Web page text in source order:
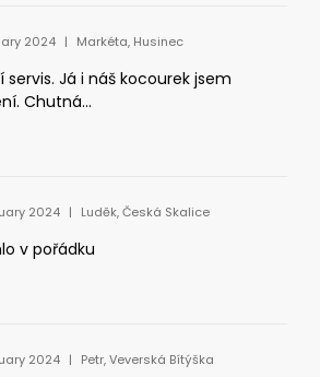
2024 Markéta, Husinec
Já i náš kocourek jsem
Chutná...
2024 Luděk, Česká Skalice
v pořádku
2024 Petr, Veverská Bítýška